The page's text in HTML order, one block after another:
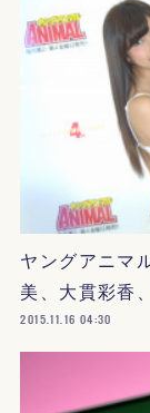
ヤングアニマ
美、大貫彩香
2015.11.16 04:30